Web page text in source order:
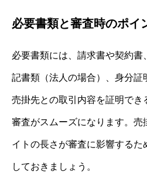
必要書類と審査時のポイ
必要書類には、請求書や契約書
記書類（法人の場合）、身分証
売掛先との取引内容を証明でき
審査がスムーズになります。売
イトの長さが審査に影響するた
しておきましょう。